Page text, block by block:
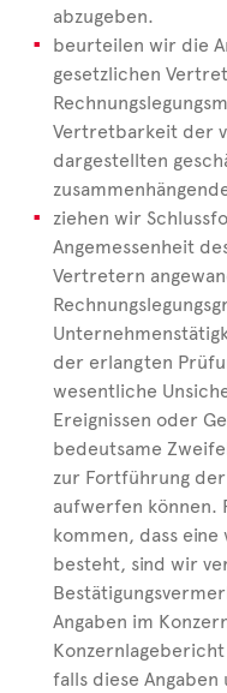
abzugeben.
beurteilen wir die
gesetzlichen
Vertretbarkeit der
dargestellten
ziehen wir
Angemessenheit
Vertretern
der erlangten
wesentliche
Ereignissen oder
bedeutsame
zur Fortführung
aufwerfen können.
kommen, dass
besteht, sind wir
Angaben im
falls diese Angaben